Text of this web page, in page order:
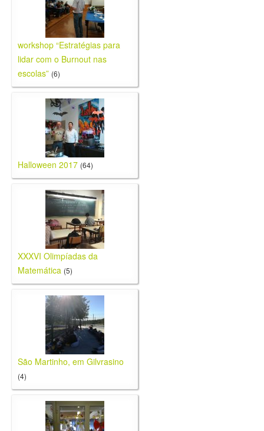
workshop “Estratégias para
lidar com o Burnout nas
escolas” (6)
Halloween 2017 (64)
XXXVI Olimpíadas da
Matemática (5)
São Martinho, em Gilvrasino
(4)